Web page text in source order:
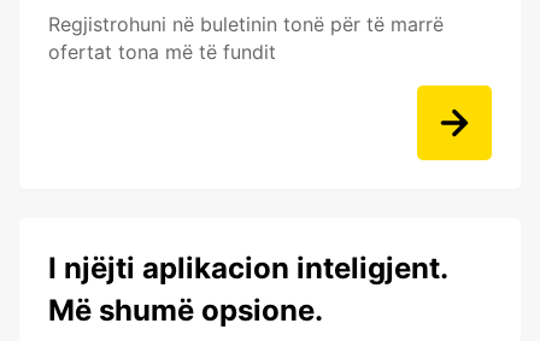
Regjistrohuni në buletinin tonë për të marrë
ofertat tona më të fundit
I njëjti aplikacion inteligjent.
Më shumë opsione.